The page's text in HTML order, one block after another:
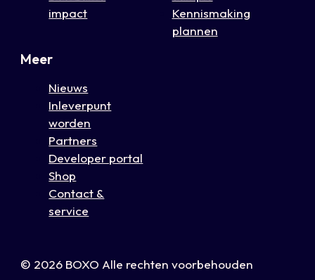
impact
Kennismaking
plannen
Meer
Nieuws
Inleverpunt
worden
Partners
Developer portal
Shop
Contact &
service
© 2026 BOXO Alle rechten voorbehouden